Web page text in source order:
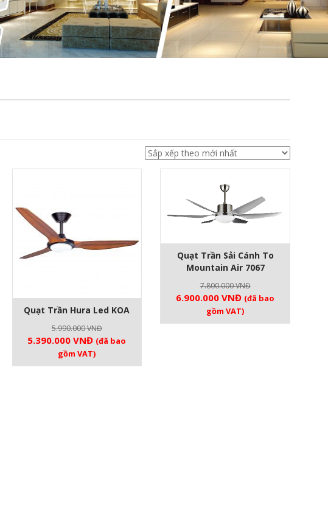
Quạt Trần Hura Led KOA
5.990.000VNĐ
Giá
là:
5.390.000VNĐGiá
hiện
tại
(đã bao
gồm VAT)
Quạt Trần Sải Cánh To
Mountain Air 7067
7.800.000VNĐ
Giá
là:
6.900.000VNĐGiá
hiện
tại
(đã bao
gồm VAT)